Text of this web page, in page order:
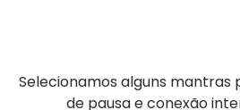
Selecionamos alguns mantras
de pausa e conexão